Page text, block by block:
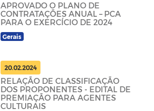
APROVADO O PLANO DE
CONTRATAÇÕES ANUAL – PCA
PARA O EXERCÍCIO DE 2024
Gerais
20.02.2024
RELAÇÃO DE CLASSIFICAÇÃO
DOS PROPONENTES - EDITAL DE
PREMIAÇÃO PARA AGENTES
CULTURAIS